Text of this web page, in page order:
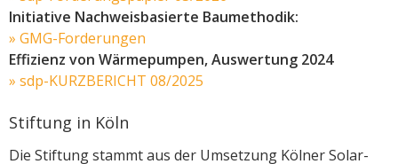
Initiative Nachweisbasierte Baumethodik:
» GMG-Forderungen
Effizienz von Wärmepumpen, Auswertung 2024
» sdp-KURZBERICHT 08/2025
Stiftung in Köln
Die Stiftung stammt aus der Umsetzung Kölner Solar-